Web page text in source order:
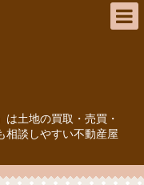
土地の買取・売買・
相談しやすい不動産屋